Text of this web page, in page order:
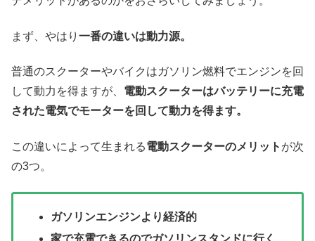
まず、やはり 一番の違いは動力源。
普通のスクーターやバイクはガソリン燃料でエンジンを回
して動力を得ますが、 電動スクーターはバッテリーに充電
された電気でモーターを回して動力を得ます。
この違いによって生まれる電動スクーターのメリット が次
の3つ。
ガソリンエンジンより経済的